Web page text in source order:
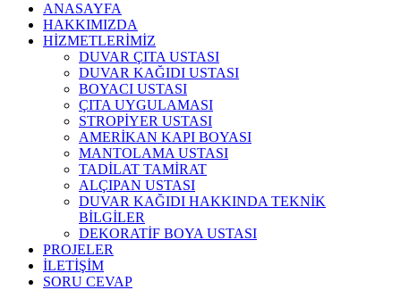
ANASAYFA
HAKKIMIZDA
HİZMETLERİMİZ
DUVAR ÇITA USTASI
DUVAR KAĞIDI USTASI
BOYACI USTASI
ÇITA UYGULAMASI
STROPİYER USTASI
AMERİKAN KAPI BOYASI
MANTOLAMA USTASI
TADİLAT TAMİRAT
ALÇIPAN USTASI
DUVAR KAĞIDI HAKKINDA TEKNİK
BİLGİLER
DEKORATİF BOYA USTASI
PROJELER
İLETİŞİM
SORU CEVAP